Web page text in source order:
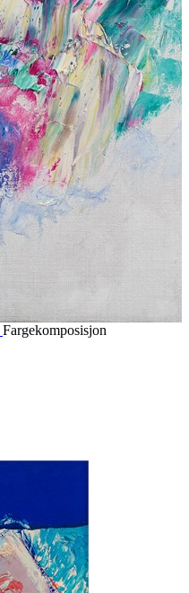
Fargekomposisjon